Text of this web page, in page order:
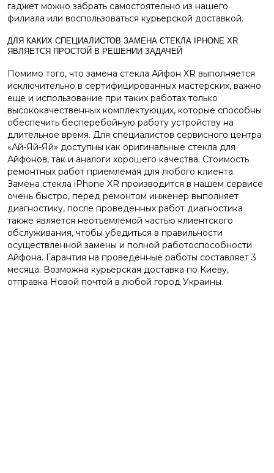
гаджет можно забрать самостоятельно из нашего
филиала или воспользоваться курьерской доставкой.
ДЛЯ КАКИХ СПЕЦИАЛИСТОВ ЗАМЕНА СТЕКЛА IPHONE XR
ЯВЛЯЕТСЯ ПРОСТОЙ В РЕШЕНИИ ЗАДАЧЕЙ
Помимо того, что замена стекла Айфон XR выполняется
исключительно в сертифицированных мастерских, важно
еще и использование при таких работах только
высококачественных комплектующих, которые способны
обеспечить бесперебойную работу устройству на
длительное время. Для специалистов сервисного центра
«Ай-Яй-Яй» доступны как оригинальные стекла для
Айфонов, так и аналоги хорошего качества. Стоимость
ремонтных работ приемлемая для любого клиента.
Замена стекла iPhone XR производится в нашем сервисе
очень быстро, перед ремонтом инженер выполняет
диагностику, после проведенных работ диагностика
также является неотъемлемой частью клиентского
обслуживания, чтобы убедиться в правильности
осуществленной замены и полной работоспособности
Айфона. Гарантия на проведенные работы составляет 3
месяца. Возможна курьерская доставка по Киеву,
отправка Новой почтой в любой город Украины.